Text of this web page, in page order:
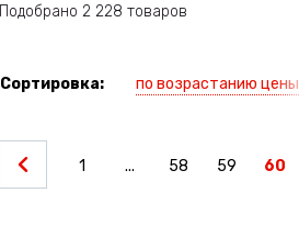
Подобрано 2 228 товаров
Сортировка: по возрастанию цены
1 ... 58 59 60